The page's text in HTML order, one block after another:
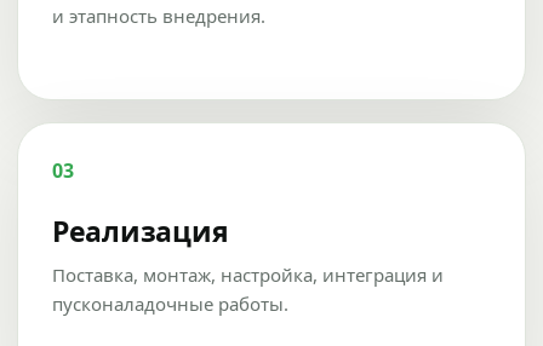
и этапность внедрения.
03
Реализация
Поставка, монтаж, настройка, интеграция и
пусконаладочные работы.